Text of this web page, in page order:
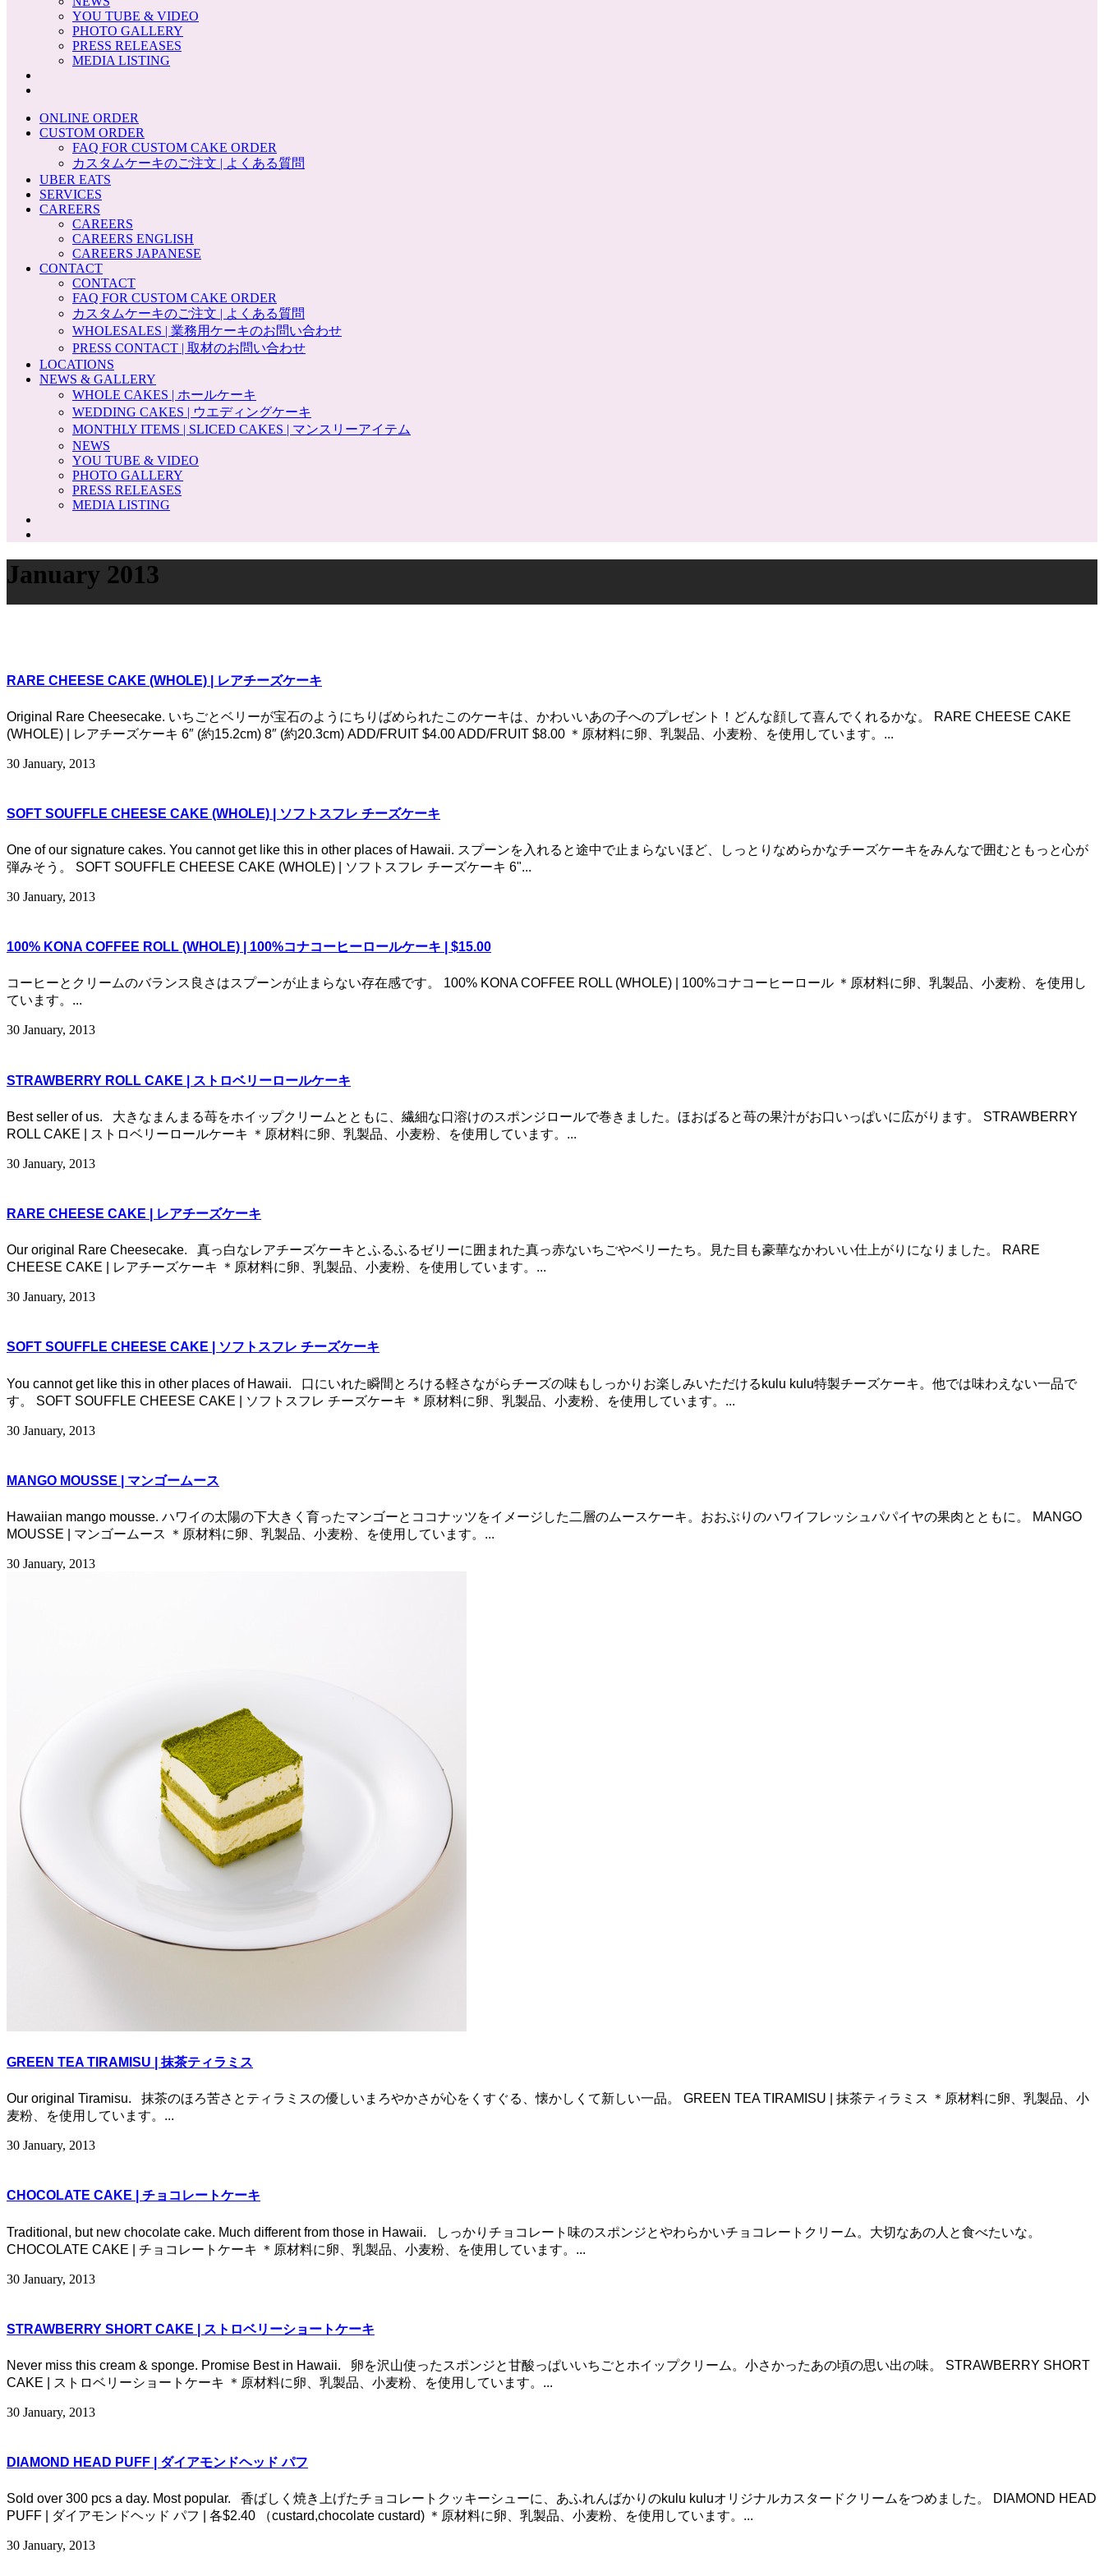
YOU TUBE & VIDEO
PHOTO GALLERY
PRESS RELEASES
MEDIA LISTING
ONLINE ORDER
CUSTOM ORDER
FAQ FOR CUSTOM CAKE ORDER
カスタムケーキのご注文 | よくある質問
UBER EATS
SERVICES
CAREERS
CAREERS
CAREERS ENGLISH
CAREERS JAPANESE
CONTACT
CONTACT
FAQ FOR CUSTOM CAKE ORDER
カスタムケーキのご注文 | よくある質問
WHOLESALES | 業務用ケーキのお問い合わせ
PRESS CONTACT | 取材のお問い合わせ
LOCATIONS
NEWS & GALLERY
WHOLE CAKES | ホールケーキ
WEDDING CAKES | ウエディングケーキ
MONTHLY ITEMS | SLICED CAKES | マンスリーアイテム
NEWS
YOU TUBE & VIDEO
PHOTO GALLERY
PRESS RELEASES
MEDIA LISTING
January 2013
RARE CHEESE CAKE (WHOLE) | レアチーズケーキ
Original Rare Cheesecake. いちごとベリーが宝石のようにちりばめられたこのケーキは、かわいいあの子へのプレゼント！どんな顔して喜んでくれるかな。 RARE CHEESE CAKE
(WHOLE) | レアチーズケーキ 6″ (約15.2cm) 8″ (約20.3cm) ADD/FRUIT $4.00 ADD/FRUIT $8.00 ＊原材料に卵、乳製品、小麦粉、を使用しています。...
30 January, 2013
SOFT SOUFFLE CHEESE CAKE (WHOLE) | ソフトスフレ チーズケーキ
One of our signature cakes. You cannot get like this in other places of Hawaii. スプーンを入れると途中で止まらないほど、しっとりなめらかなチーズケーキをみんなで囲むともっと心が
弾みそう。 SOFT SOUFFLE CHEESE CAKE (WHOLE) | ソフトスフレ チーズケーキ 6"...
30 January, 2013
100% KONA COFFEE ROLL (WHOLE) | 100%コナコーヒーロールケーキ | $15.00
コーヒーとクリームのバランス良さはスプーンが止まらない存在感です。 100% KONA COFFEE ROLL (WHOLE) | 100%コナコーヒーロール ＊原材料に卵、乳製品、小麦粉、を使用し
ています。...
30 January, 2013
STRAWBERRY ROLL CAKE | ストロベリーロールケーキ
Best seller of us. 大きなまんまる苺をホイップクリームとともに、繊細な口溶けのスポンジロールで巻きました。ほおばると苺の果汁がお口いっぱいに広がります。 STRAWBERRY
ROLL CAKE | ストロベリーロールケーキ ＊原材料に卵、乳製品、小麦粉、を使用しています。...
30 January, 2013
RARE CHEESE CAKE | レアチーズケーキ
Our original Rare Cheesecake. 真っ白なレアチーズケーキとふるふるゼリーに囲まれた真っ赤ないちごやベリーたち。見た目も豪華なかわいい仕上がりになりました。 RARE
CHEESE CAKE | レアチーズケーキ ＊原材料に卵、乳製品、小麦粉、を使用しています。...
30 January, 2013
SOFT SOUFFLE CHEESE CAKE | ソフトスフレ チーズケーキ
You cannot get like this in other places of Hawaii. 口にいれた瞬間とろける軽さながらチーズの味もしっかりお楽しみいただけるkulu kulu特製チーズケーキ。他では味わえない一品で
す。 SOFT SOUFFLE CHEESE CAKE | ソフトスフレ チーズケーキ ＊原材料に卵、乳製品、小麦粉、を使用しています。...
30 January, 2013
MANGO MOUSSE | マンゴームース
Hawaiian mango mousse. ハワイの太陽の下大きく育ったマンゴーとココナッツをイメージした二層のムースケーキ。おおぶりのハワイフレッシュパパイヤの果肉とともに。 MANGO
MOUSSE | マンゴームース ＊原材料に卵、乳製品、小麦粉、を使用しています。...
30 January, 2013
GREEN TEA TIRAMISU | 抹茶ティラミス
Our original Tiramisu. 抹茶のほろ苦さとティラミスの優しいまろやかさが心をくすぐる、懐かしくて新しい一品。 GREEN TEA TIRAMISU | 抹茶ティラミス ＊原材料に卵、乳製品、小
麦粉、を使用しています。...
30 January, 2013
CHOCOLATE CAKE | チョコレートケーキ
Traditional, but new chocolate cake. Much different from those in Hawaii. しっかりチョコレート味のスポンジとやわらかいチョコレートクリーム。大切なあの人と食べたいな。
CHOCOLATE CAKE | チョコレートケーキ ＊原材料に卵、乳製品、小麦粉、を使用しています。...
30 January, 2013
STRAWBERRY SHORT CAKE | ストロベリーショートケーキ
Never miss this cream & sponge. Promise Best in Hawaii. 卵を沢山使ったスポンジと甘酸っぱいいちごとホイップクリーム。小さかったあの頃の思い出の味。 STRAWBERRY SHORT
CAKE | ストロベリーショートケーキ ＊原材料に卵、乳製品、小麦粉、を使用しています。...
30 January, 2013
DIAMOND HEAD PUFF | ダイアモンドヘッド パフ
Sold over 300 pcs a day. Most popular. 香ばしく焼き上げたチョコレートクッキーシューに、あふれんばかりのkulu kuluオリジナルカスタードクリームをつめました。 DIAMOND HEAD
PUFF | ダイアモンドヘッド パフ | 各$2.40 （custard,chocolate custard) ＊原材料に卵、乳製品、小麦粉、を使用しています。...
30 January, 2013